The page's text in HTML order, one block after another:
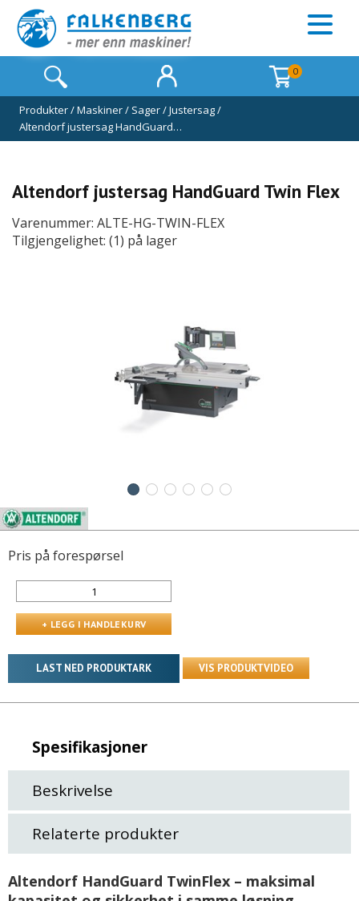
0
Produkter/Maskiner/ Sager/Justersag/
Altendorf justersag HandGuard…
Altendorf justersag HandGuard Twin Flex
Varenummer: ALTE-HG-TWIN-FLEX
Tilgjengelighet: (1) på lager
Pris på forespørsel
LAST NED PRODUKTARK VIS PRODUKTVIDEO
Spesifikasjoner
Beskrivelse
Relaterte produkter
Altendorf HandGuard TwinFlex – maksimal